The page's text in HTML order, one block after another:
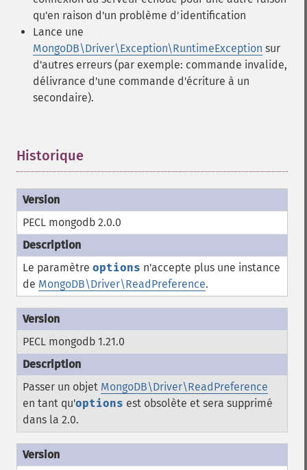
qu'en raison d'un problème d'identification
Lance une
MongoDB\Driver\Exception\RuntimeException sur
d'autres erreurs (par exemple: commande invalide,
délivrance d'une commande d'écriture à un
secondaire).
Historique
PECL mongodb 2.0.0
Le paramètre options n'accepte plus une instance
de MongoDB\Driver\ReadPreference.
PECL mongodb 1.21.0
Passer un objet MongoDB\Driver\ReadPreference
en tant qu'options est obsolète et sera supprimé
dans la 2.0.